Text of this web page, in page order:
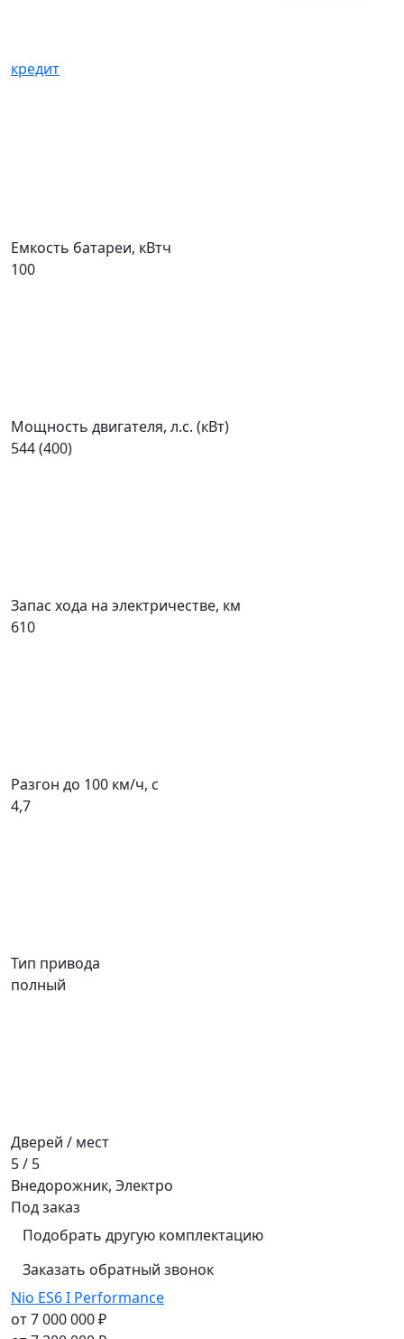
кредит
Емкость батареи, кВтч
100
Мощность двигателя, л.с. (кВт)
544 (400)
Запас хода на электричестве, км
610
Разгон до 100 км/ч, с
4,7
Тип привода
полный
Дверей / мест
5 / 5
Внедорожник, Электро
Под заказ
Подобрать другую комплектацию
Заказать обратный звонок
Nio ES6 I Performance
от 7 000 000 ₽